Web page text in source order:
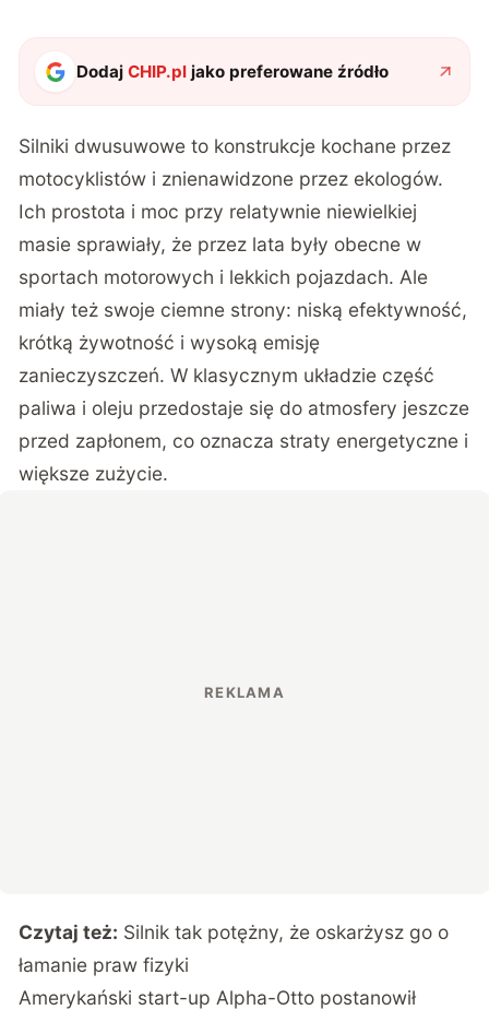
DodajCHIP.pl jako preferowane źródło
Silniki dwusuwowe to konstrukcje kochane przez
motocyklistów i znienawidzone przez ekologów.
Ich prostota i moc przy relatywnie niewielkiej
masie sprawiały, że przez lata były obecne w
sportach motorowych i lekkich pojazdach. Ale
miały też swoje ciemne strony: niską efektywność,
krótką żywotność i wysoką emisję
zanieczyszczeń. W klasycznym układzie część
paliwa i oleju przedostaje się do atmosfery jeszcze
przed zapłonem, co oznacza straty energetyczne i
większe zużycie.
Czytaj też: Silnik tak potężny, że oskarżysz go o
łamanie praw fizyki
Amerykański start-up Alpha-Otto postanowił